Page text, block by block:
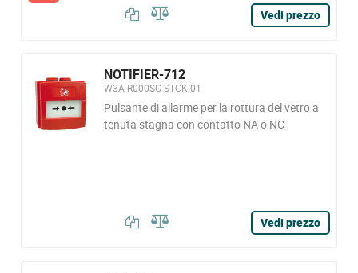
Vedi prezzo
NOTIFIER-712
W3A-R000SG-STCK-01
Pulsante di allarme per la rottura del vetro a
tenuta stagna con contatto NA o NC
Vedi prezzo